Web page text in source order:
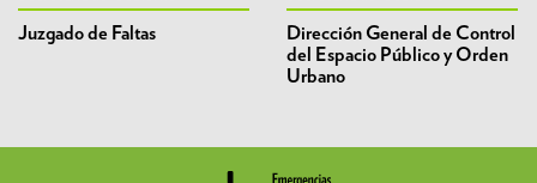
Juzgado de Faltas
Dirección General de Control
del Espacio Público y Orden
Urbano